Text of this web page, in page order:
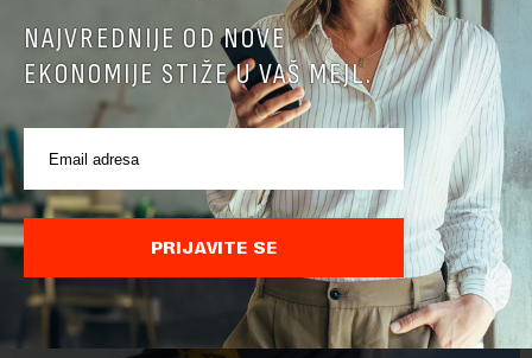
POVEZANI SADRŽAJI
NAJVREDNIJE OD NOVE
EKONOMIJE STIŽE U VAŠ MEJL.
PRIJAVITE SE